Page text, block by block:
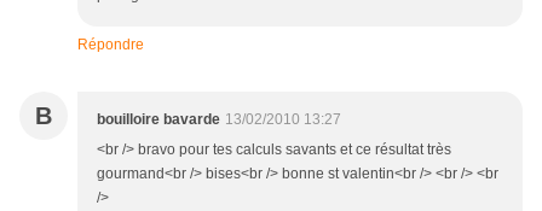
Répondre
B bouilloire bavarde 13/02/2010 13:27
<br /> bravo pour tes calculs savants et ce résultat très
gourmand<br /> bises<br /> bonne st valentin<br /> <br /> <br
/>